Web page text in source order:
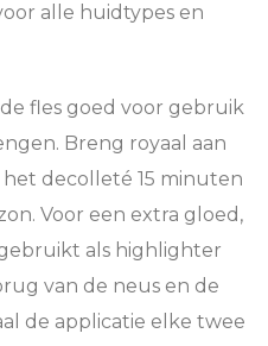
alle huidtypes en
fles goed voor gebruik
Breng royaal aan
decolleté 15 minuten
Voor een extra gloed,
als highlighter
van de neus en de
de applicatie elke twee